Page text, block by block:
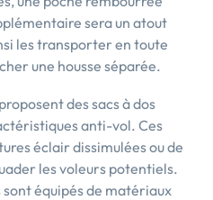
sera un atout
les transporter en toute
une housse séparée.
des sacs à dos
anti-vol. Ces
éclair dissimulées ou de
les voleurs potentiels.
équipés de matériaux